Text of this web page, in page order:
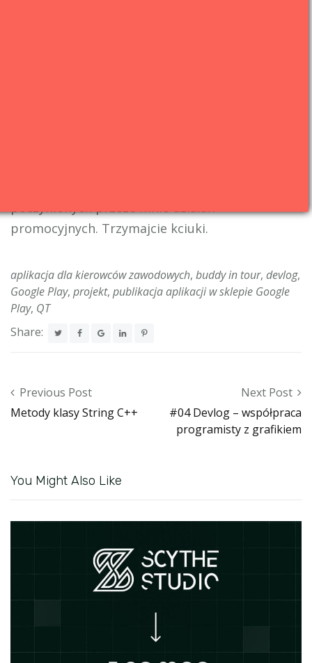
poczynionych przeze mnie działań
promocyjnych. Trzymajcie kciuki.
aplikacja dla kierowców zawodowych, buddy in tour, devlog,
Google Play, projekt, publikacja aplikacji w sklepie Google
Play, QT
Share:
Post navigation
Previous Post
Metody klasy String C++
Next Post
#04 Devlog – współpraca
programisty z grafikiem
You Might Also Like